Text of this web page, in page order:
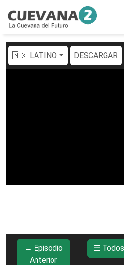
🇲🇽 LATINO DESCARGAR
← Episodio
Anterior
☰ Todos